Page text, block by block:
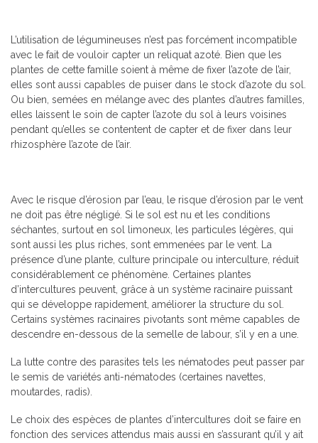
L’utilisation de légumineuses n’est pas forcément incompatible
avec le fait de vouloir capter un reliquat azoté. Bien que les
plantes de cette famille soient à même de fixer l’azote de l’air,
elles sont aussi capables de puiser dans le stock d’azote du sol.
Ou bien, semées en mélange avec des plantes d’autres familles,
elles laissent le soin de capter l’azote du sol à leurs voisines
pendant qu’elles se contentent de capter et de fixer dans leur
rhizosphère l’azote de l’air.
Avec le risque d’érosion par l’eau, le risque d’érosion par le vent
ne doit pas être négligé. Si le sol est nu et les conditions
séchantes, surtout en sol limoneux, les particules légères, qui
sont aussi les plus riches, sont emmenées par le vent. La
présence d’une plante, culture principale ou interculture, réduit
considérablement ce phénomène. Certaines plantes
d’intercultures peuvent, grâce à un système racinaire puissant
qui se développe rapidement, améliorer la structure du sol.
Certains systèmes racinaires pivotants sont même capables de
descendre en-dessous de la semelle de labour, s’il y en a une.
La lutte contre des parasites tels les nématodes peut passer par
le semis de variétés anti-nématodes (certaines navettes,
moutardes, radis).
Le choix des espèces de plantes d’intercultures doit se faire en
fonction des services attendus mais aussi en s’assurant qu’il y ait